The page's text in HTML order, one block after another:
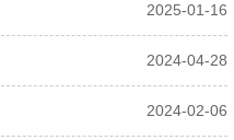
2025-01-16
2024-04-28
2024-02-06